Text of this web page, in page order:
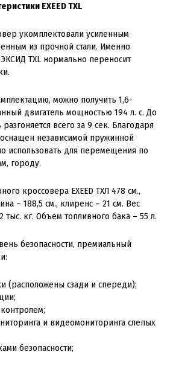
EXEED TXL
укомплектовали усиленным
из прочной стали. Именно
TXL нормально переносит
можно получить 1,6-
двигатель мощностью 194 л. с. До
всего за 9 сек. Благодаря
независимой пружинной
использовать для перемещения по
городу.
кроссовера EXEED ТХЛ 478 см.,
– 188,5 см., клиренс – 21 см. Вес
тыс. кг. Объем топливного бака – 55 л.
безопасности, премиальный
(расположены сзади и спереди);
и видеомониторинга слепых
безопасности;